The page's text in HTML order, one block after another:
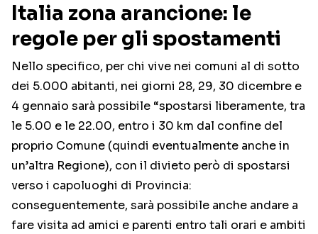
Italia zona arancione: le
regole per gli spostamenti
Nello specifico, per chi vive nei comuni al di sotto
dei 5.000 abitanti, nei giorni 28, 29, 30 dicembre e
4 gennaio sarà possibile “spostarsi liberamente, tra
le 5.00 e le 22.00, entro i 30 km dal confine del
proprio Comune (quindi eventualmente anche in
un’altra Regione), con il divieto però di spostarsi
verso i capoluoghi di Provincia:
conseguentemente, sarà possibile anche andare a
fare visita ad amici e parenti entro tali orari e ambiti